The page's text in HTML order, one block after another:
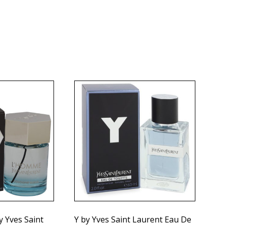
Yves Saint
Y by Yves Saint Laurent Eau De